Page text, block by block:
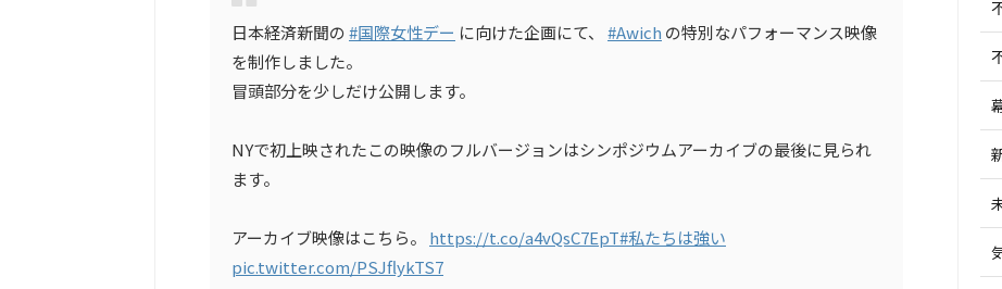
日本経済新聞の#国際女性デー に向けた企画にて、 #Awich の特別なパフォーマンス映像
を制作しました。
冒頭部分を少しだけ公開します。
NYで初上映されたこの映像のフルバージョンはシンポジウムアーカイブの最後に見られ
ます。
アーカイブ映像はこちら。 https://t.co/a4vQsC7EpT#私たちは強い
pic.twitter.com/PSJflykTS7